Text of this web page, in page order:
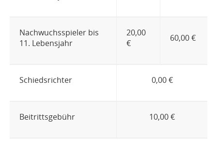
Nachwuchsspieler bis
11. Lebensjahr
20,00
€
60,00 €
Schiedsrichter 0,00 €
Beitrittsgebühr 10,00 €